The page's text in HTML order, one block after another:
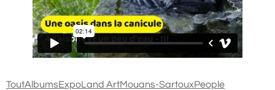
ToutAlbumsExpoLand ArtMouans-SartouxPeople